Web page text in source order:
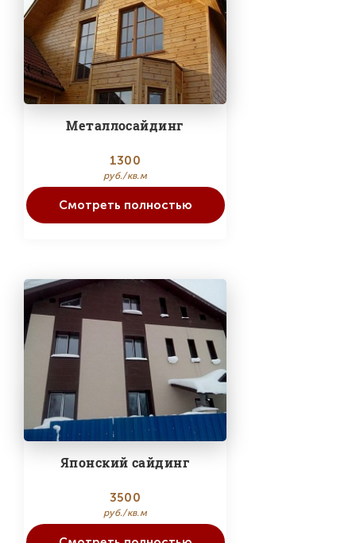
Металлосайдинг
1300
руб./кв.м
Смотреть полностью
Японский сайдинг
3500
руб./кв.м